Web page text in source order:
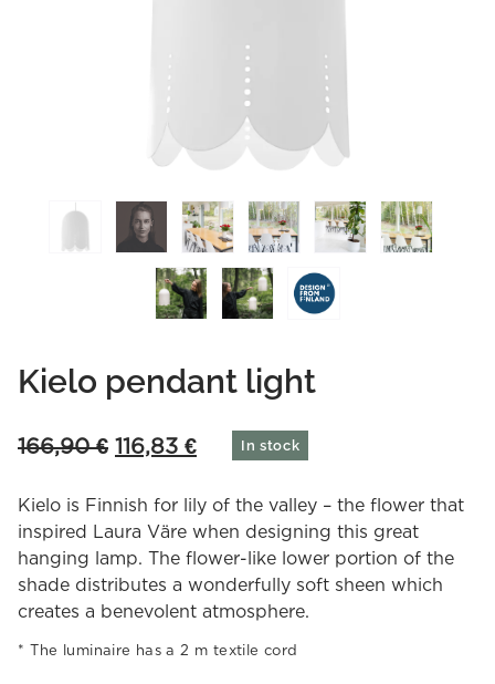
Kielo pendant light
166,90€ Original
was:
166,90 €.
116,83 €Current
is:
116,83 €.
In stock
Kielo is Finnish for lily of the valley – the flower that
inspired Laura Väre when designing this great
hanging lamp. The flower-like lower portion of the
shade distributes a wonderfully soft sheen which
creates a benevolent atmosphere.
The luminaire has a 2 m textile cord